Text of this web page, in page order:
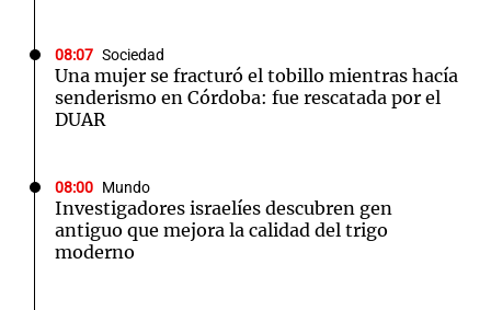
08:07 Sociedad
Una mujer se fracturó el tobillo mientras hacía
senderismo en Córdoba: fue rescatada por el
DUAR
08:00 Mundo
Investigadores israelíes descubren gen
antiguo que mejora la calidad del trigo
moderno